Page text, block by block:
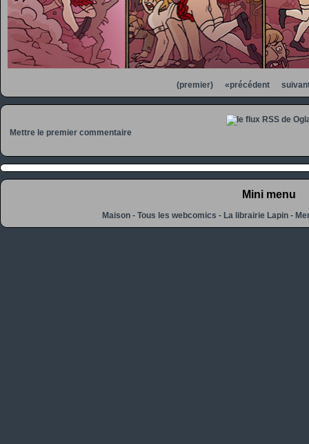
(premier) «précédent
Mettre le premier commentaire
Mini menu
Maison -Tous les webcomics -La librairie Lapin -